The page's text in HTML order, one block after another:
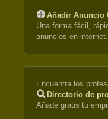
Añadir Anuncio
Una forma fácil,
anuncios en internet.
Encuentra los
Directorio de
Añade gratis tu